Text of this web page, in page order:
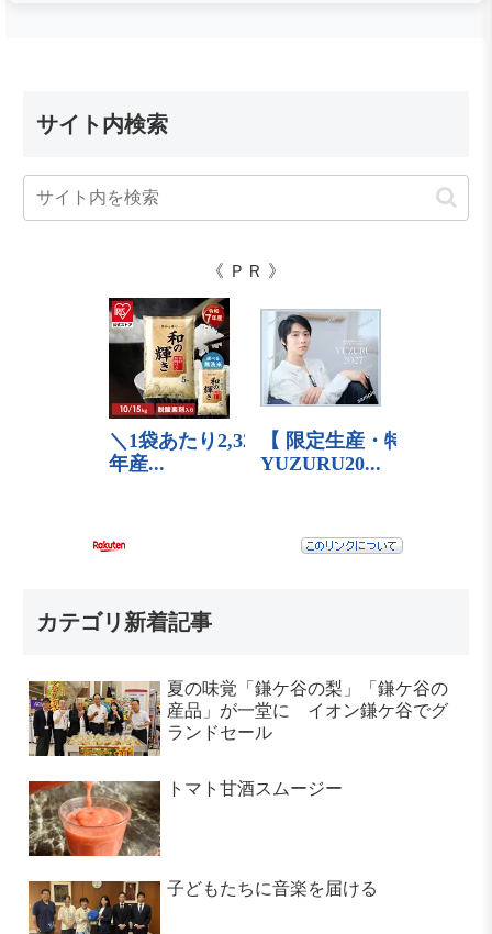
サイト内検索
《 ＰＲ 》
カテゴリ新着記事
夏の味覚「鎌ケ谷の梨」「鎌ケ谷の
産品」が一堂に イオン鎌ケ谷でグ
ランドセール
トマト甘酒スムージー
子どもたちに音楽を届ける